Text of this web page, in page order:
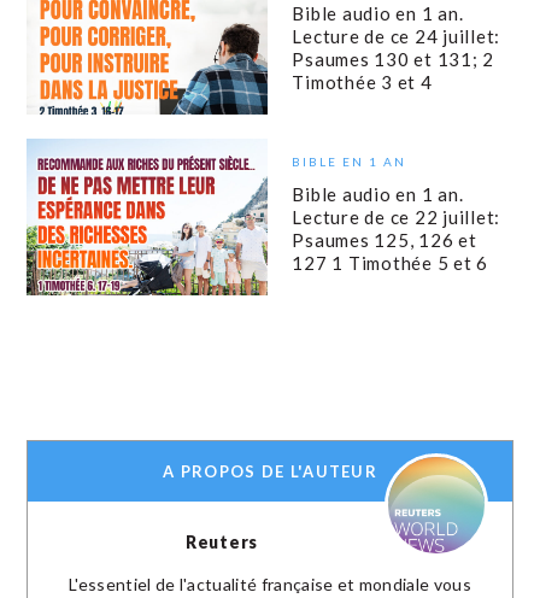
Bible audio en 1 an.
Lecture de ce 24 juillet:
Psaumes 130 et 131; 2
Timothée 3 et 4
BIBLE EN 1 AN
Bible audio en 1 an.
Lecture de ce 22 juillet:
Psaumes 125, 126 et
127 1 Timothée 5 et 6
A PROPOS DE L'AUTEUR
Reuters
L'essentiel de l'actualité française et mondiale vous